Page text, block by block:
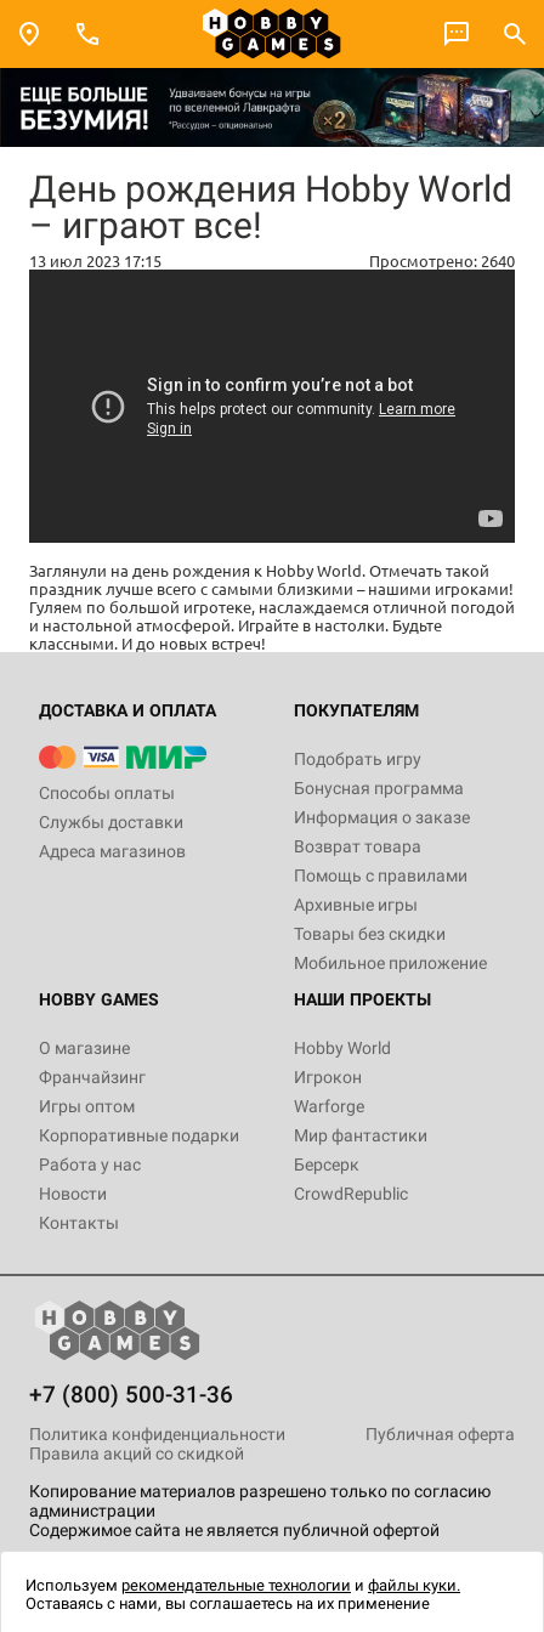
День рождения Hobby World
– играют все!
13 июл 2023 17:15 Просмотрено: 2640
Заглянули на день рождения к Hobby World. Отмечать такой
праздник лучше всего с самыми близкими – нашими игроками!
Гуляем по большой игротеке, наслаждаемся отличной погодой
и настольной атмосферой. Играйте в настолки. Будьте
классными. И до новых встреч!
ДОСТАВКА И ОПЛАТА
Способы оплаты
Службы доставки
Адреса магазинов
ПОКУПАТЕЛЯМ
Подобрать игру
Бонусная программа
Информация о заказе
Возврат товара
Помощь с правилами
Архивные игры
Товары без скидки
Мобильное приложение
HOBBY GAMES
О магазине
Франчайзинг
Игры оптом
Корпоративные подарки
Работа у нас
Новости
Контакты
НАШИ ПРОЕКТЫ
Hobby World
Игрокон
Warforge
Мир фантастики
Берсерк
CrowdRepublic
+7 (800) 500-31-36
Копирование материалов разрешено только по согласию
администрации
Содержимое сайта не является публичной офертой
Политика конфиденциальности
Публичная оферта
Правила акций со скидкой
технологии.
Используем рекомендательные технологии и файлы куки.
Оставаясь с нами, вы соглашаетесь на их применение